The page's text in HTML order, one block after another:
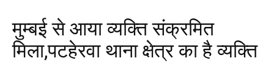
मुम्बई से आया व्यक्ति संक्रमित
मिला,पटहेरवा थाना क्षेत्र का है व्यक्ति